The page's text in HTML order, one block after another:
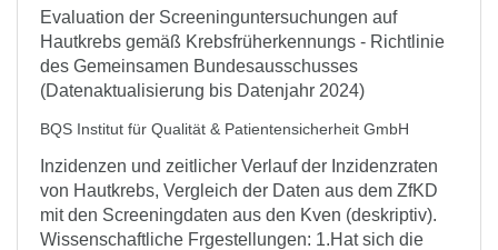
Evaluation der Screeninguntersuchungen auf
Hautkrebs gemäß Krebsfrüherkennungs - Richtlinie
des Gemeinsamen Bundesausschusses
(Datenaktualisierung bis Datenjahr 2024)
BQS Institut für Qualität & Patientensicherheit GmbH
Inzidenzen und zeitlicher Verlauf der Inzidenzraten
von Hautkrebs, Vergleich der Daten aus dem ZfKD
mit den Screeningdaten aus den Kven (deskriptiv).
Wissenschaftliche Frgestellungen: 1.Hat sich die